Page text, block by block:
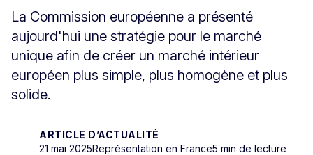
La Commission européenne a présenté
aujourd'hui une stratégie pour le marché
unique afin de créer un marché intérieur
européen plus simple, plus homogène et plus
solide.
ARTICLE D’ACTUALITÉ
21 mai 2025Représentation en France5 min de lecture